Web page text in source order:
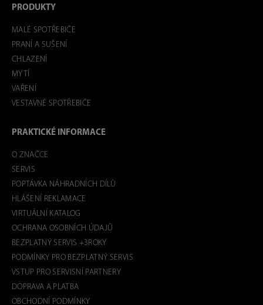
PRODUKTY
MALÉ SPOTŘEBIČE
PRANÍ A SUŠENÍ
CHLAZENÍ
MYTÍ
VAŘENÍ
VESTAVNÉ SPOTŘEBIČE
PRAKTICKÉ INFORMACE
O ZNAČCE
SERVIS
POPTÁVKA NÁHRADNÍCH DÍLŮ
HLÁŠENÍ REKLAMACE
VIRTUÁLNÍ KATALOG
OCHRANA OSOBNÍCH ÚDAJŮ
BEZPLATNÝ SERVIS +3ROKY
PODMÍNKY PRO BEZPLATNÝ SERVIS
VSTUP PRO SERVISNÍ PARTNERY
DOPRAVA A PLATBA
OBCHODNÍ PODMÍNKY